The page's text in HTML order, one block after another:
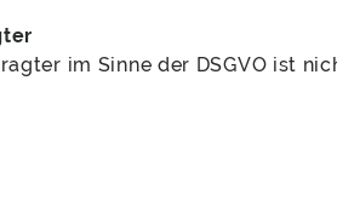
im Sinne der DSGVO ist